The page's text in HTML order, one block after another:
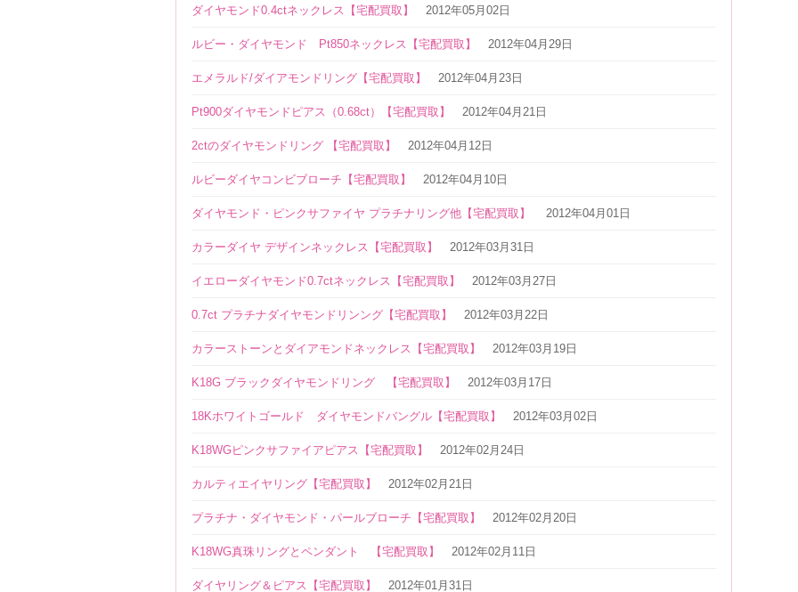
ダイヤモンド0.4ctネックレス【宅配買取】 2012年05月02日
ルビー・ダイヤモンド Pt850ネックレス【宅配買取】 2012年04月29日
エメラルド/ダイアモンドリング【宅配買取】 2012年04月23日
Pt900ダイヤモンドピアス（0.68ct）【宅配買取】 2012年04月21日
2ctのダイヤモンドリング 【宅配買取】 2012年04月12日
ルビーダイヤコンビブローチ【宅配買取】 2012年04月10日
ダイヤモンド・ピンクサファイヤ プラチナリング他【宅配買取】 2012年04月01日
カラーダイヤ デザインネックレス【宅配買取】 2012年03月31日
イエローダイヤモンド0.7ctネックレス【宅配買取】 2012年03月27日
0.7ct プラチナダイヤモンドリンング【宅配買取】 2012年03月22日
カラーストーンとダイアモンドネックレス【宅配買取】 2012年03月19日
K18G ブラックダイヤモンドリング 【宅配買取】 2012年03月17日
18Kホワイトゴールド ダイヤモンドバングル【宅配買取】 2012年03月02日
K18WGピンクサファイアピアス【宅配買取】 2012年02月24日
カルティエイヤリング【宅配買取】 2012年02月21日
プラチナ・ダイヤモンド・パールブローチ【宅配買取】 2012年02月20日
K18WG真珠リングとペンダント 【宅配買取】 2012年02月11日
ダイヤリング＆ピアス【宅配買取】 2012年01月31日